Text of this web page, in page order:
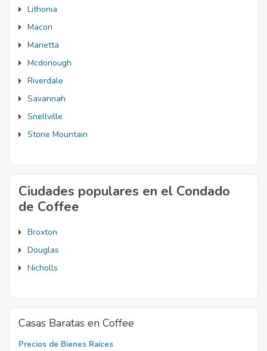
Lithonia
Macon
Marietta
Mcdonough
Riverdale
Savannah
Snellville
Stone Mountain
Ciudades populares en el Condado
de Coffee
Broxton
Douglas
Nicholls
Casas Baratas en Coffee
Precios de Bienes Raíces